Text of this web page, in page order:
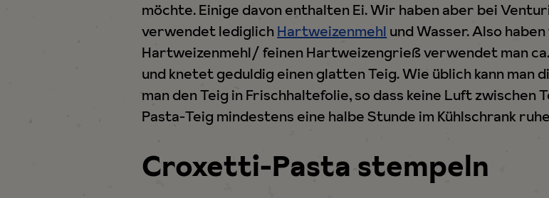
h
l
möchte. Einige davon enthalten Ei. Wir haben aber bei
verwendet lediglichHartweizenmehl und Wasser. Also
Hartweizenmehl/ feinen Hartweizengrieß verwendet man
und knetet geduldig einen glatten Teig. Wie üblich kann man
man den Teig in Frischhaltefolie, so dass keine Luft zwischen
Pasta-Teig mindestens eine halbe Stunde im Kühlschrank
Croxetti-Pasta stempeln